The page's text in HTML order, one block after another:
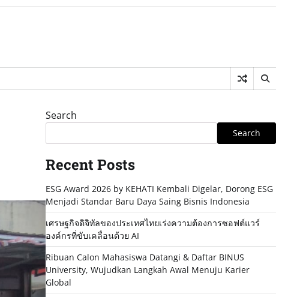
Search
Search
Recent Posts
ESG Award 2026 by KEHATI Kembali Digelar, Dorong ESG
Menjadi Standar Baru Daya Saing Bisnis Indonesia
เศรษฐกิจดิจิทัลของประเทศไทยเร่งความต้องการซอฟต์แวร์
องค์กรที่ขับเคลื่อนด้วย AI
Ribuan Calon Mahasiswa Datangi & Daftar BINUS
University, Wujudkan Langkah Awal Menuju Karier
Global